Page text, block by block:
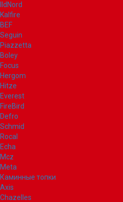
IldNord
Kalfire
BEF
Seguin
Piazzetta
Boley
Focus
Hergom
Hitze
Everest
FireBird
Defro
Schmid
Rocal
Echa
Mcz
Meta
Каминные топки
Axis
Chazelles